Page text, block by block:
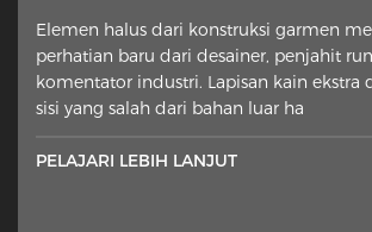
Elemen halus dari konstruksi garmen
perhatian baru dari desainer, penjahit
komentator industri. Lapisan kain ekstra
sisi yang salah dari bahan luar ha
PELAJARI LEBIH LANJUT